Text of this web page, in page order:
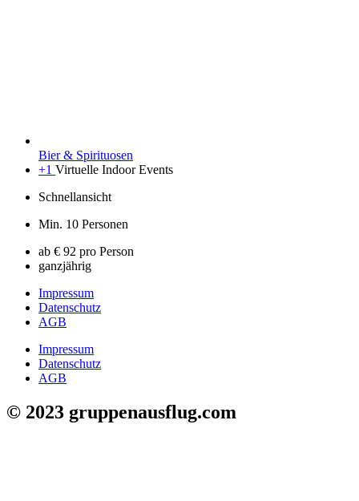
Bier & Spirituosen
+1 Virtuelle Indoor Events
Schnellansicht
Min. 10 Personen
ab € 92 pro Person
ganzjährig
Impressum
Datenschutz
AGB
Impressum
Datenschutz
AGB
© 2023 gruppenausflug.com